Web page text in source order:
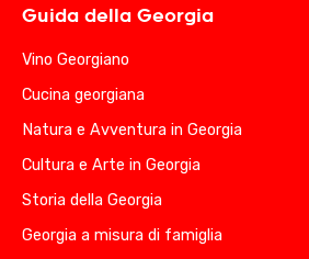
Guida della Georgia
Vino Georgiano
Cucina georgiana
Natura e Avventura in Georgia
Cultura e Arte in Georgia
Storia della Georgia
Georgia a misura di famiglia